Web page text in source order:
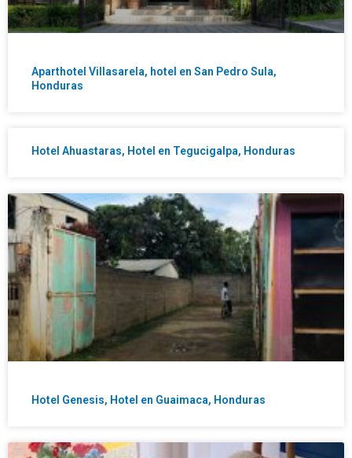
Aparthotel Villasarela, hotel en San Pedro Sula,
Honduras
Hotel Ahuastaras, Hotel en Tegucigalpa, Honduras
Hotel Genesis, Hotel en Guaimaca, Honduras